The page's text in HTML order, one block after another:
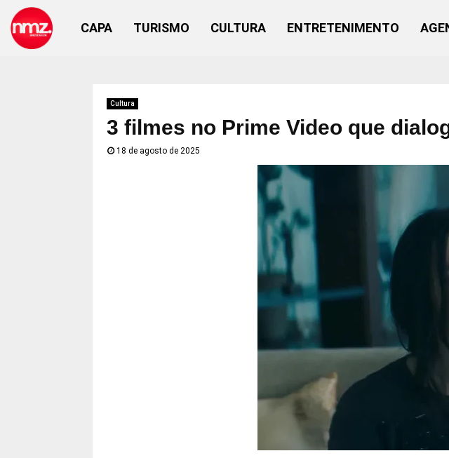
CAPA TURISMO CULTURA ENTRETENIMENTO
Cultura
3 filmes no Prime Video que
18 de agosto de 2025